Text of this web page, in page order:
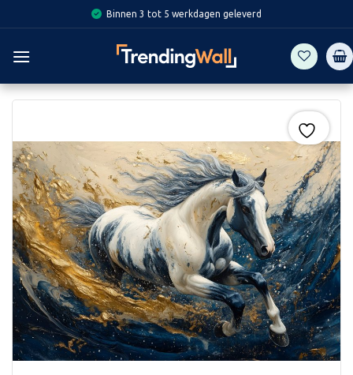
to
content
Binnen 3 tot 5 werkdagen geleverd